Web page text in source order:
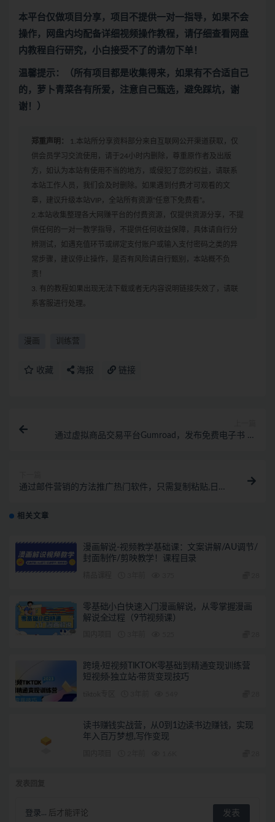
本平台仅做项目分享，项目不提供一对一指导，如果不会
操作，网盘内均配备详细视频操作教程，请仔细查看网盘
内教程自行研究，小白接受不了的请勿下单！
温馨提示：（所有项目都是收集得来，如果有不合适自己
的，萝卜青菜各有所爱，注意自己甄选，避免踩坑，谢
谢！）
郑重声明：
1.本站所分享资料部分来自互联网公开渠道获取，仅
供会员学习交流使用，请于24小时内删除，尊重原作者及出版
方，如认为本站有使用不当的地方，或侵犯了您的权益，请联系
本站工作人员，我们会及时删除。如果遇到付费才可观看的文
章，建议升级本站VIP，全站所有资源“任意下免费看”。
2.本站收集整理各大网赚平台的付费资源，仅提供资源分享，不提
供任何的一对一教学指导，不提供任何收益保障，具体请自行分
辨测试，如遇充值环节或绑定支付账户或输入支付密码之类的异
常步骤，建议停止操作，是否有风险请自行甄别，本站概不负
责！
3. 有的教程如果出现无法下载或者无内容说明链接失效了，请联
系客服进行处理。
漫画 训练营
收藏 海报 链接
通过虚拟商品交易平台Gumroad，发布免费电子书 并
通过邮件营销的方法推广热门软件，只需复制粘贴,日赚
相关文章
漫画解说-视频教学基础课：文案讲解/AU调节/
封面制作/剪映教学！课程目录
零基础小白快速入门漫画解说，从零掌握漫画
解说全过程（9节视频课）
跨境·短视频TIKTOK零基础到精通变现训练营
短视频·独立站·带货变现技巧
读书赚钱实战营，从0到1边读书边赚钱，实现
年入百万梦想,写作变现
登录... 后才能评论